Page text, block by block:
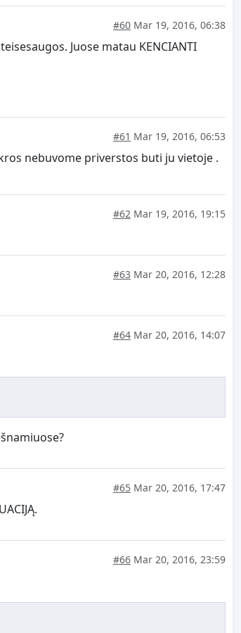
#60 Mar 19, 2016, 06:38
Juose matau KENCIANTI
#61 Mar 19, 2016, 06:53
nebuvome priverstos buti ju vietoje .
#62 Mar 19, 2016, 19:15
#63 Mar 20, 2016, 12:28
#64 Mar 20, 2016, 14:07
#65 Mar 20, 2016, 17:47
#66 Mar 20, 2016, 23:59